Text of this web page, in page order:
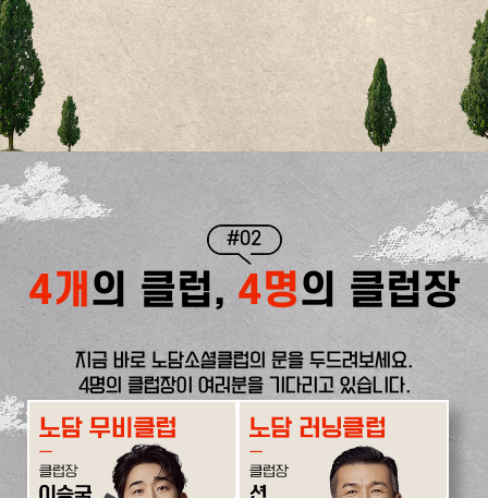
#02
4개 의 클럽, 4명의 클럽장
지금 바로 노담소셜클럽의 문을 두드려보세요.
4명의 클럽장이 여러분을 기다리고 있습니다.